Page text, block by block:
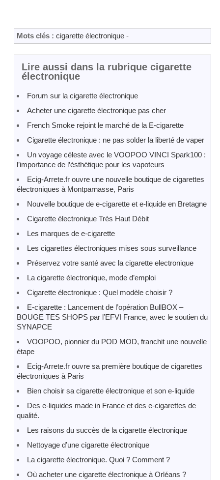
Mots clés : cigarette électronique -
Lire aussi dans la rubrique cigarette
électronique
Forum sur la cigarette électronique
Acheter une cigarette électronique pas cher
French Smoke rejoint le marché de la E-cigarette
Cigarette électronique : ne pas solder la liberté de vaper
Un voyage céleste avec le VOOPOO VINCI Spark100 :
l’importance de l’ésthétique pour les vapoteurs
Ecig-Arrete.fr ouvre une nouvelle boutique de cigarettes
électroniques à Montparnasse, Paris
Nouvelle boutique de e-cigarette et e-liquide en Bretagne
Cigarette électronique Très Haut Débit
Les marques de e-cigarette
Les cigarettes électroniques mises sous surveillance
Préservez votre santé avec la cigarette electronique
La cigarette électronique, mode d’emploi
Cigarette électronique : Quel modèle choisir ?
E-cigarette : Lancement de l’opération BullBOX –
BOUGE TES SHOPS par l’EFVI France, avec le soutien du
SYNAPCE
VOOPOO, pionnier du POD MOD, franchit une nouvelle
étape
Ecig-Arrete.fr ouvre sa première boutique de cigarettes
électroniques à Paris
Bien choisir sa cigarette électronique et son e-liquide
Des e-liquides made in France et des e-cigarettes de
qualité.
Les raisons du succès de la cigarette électronique
Nettoyage d’une cigarette électronique
La cigarette électronique. Quoi ? Comment ?
Où acheter une cigarette électronique à Orléans ?